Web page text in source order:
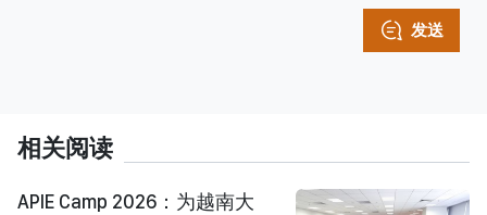
发送
相关阅读
APIE Camp 2026：为越南大